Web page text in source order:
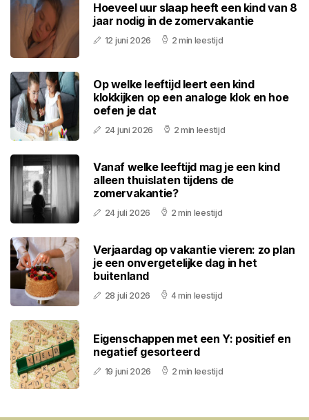
Hoeveel uur slaap heeft een kind van 8
jaar nodig in de zomervakantie
12 juni 2026 2 min leestijd
Op welke leeftijd leert een kind
klokkijken op een analoge klok en hoe
oefen je dat
24 juni 2026 2 min leestijd
Vanaf welke leeftijd mag je een kind
alleen thuislaten tijdens de
zomervakantie?
24 juli 2026 2 min leestijd
Verjaardag op vakantie vieren: zo plan
je een onvergetelijke dag in het
buitenland
28 juli 2026 4 min leestijd
Eigenschappen met een Y: positief en
negatief gesorteerd
19 juni 2026 2 min leestijd